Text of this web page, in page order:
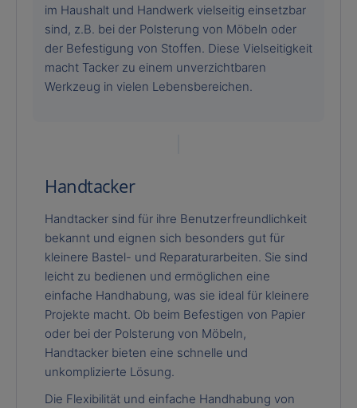
im Haushalt und Handwerk vielseitig einsetzbar
sind, z.B. bei der Polsterung von Möbeln oder
der Befestigung von Stoffen. Diese Vielseitigkeit
macht Tacker zu einem unverzichtbaren
Werkzeug in vielen Lebensbereichen.
Handtacker
Handtacker sind für ihre Benutzerfreundlichkeit
bekannt und eignen sich besonders gut für
kleinere Bastel- und Reparaturarbeiten. Sie sind
leicht zu bedienen und ermöglichen eine
einfache Handhabung, was sie ideal für kleinere
Projekte macht. Ob beim Befestigen von Papier
oder bei der Polsterung von Möbeln,
Handtacker bieten eine schnelle und
unkomplizierte Lösung.
Die Flexibilität und einfache Handhabung von